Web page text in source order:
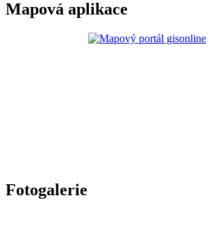
Mapová aplikace
Fotogalerie